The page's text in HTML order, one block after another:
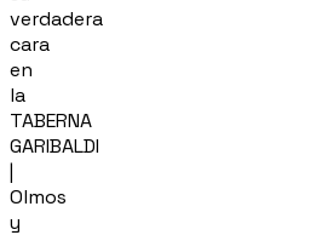
verdadera
cara
en
la
TABERNA
GARIBALDI
|
Olmos
y